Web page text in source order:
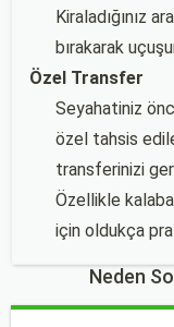
Kiraladığınız
bırakarak
Özel Transfer
Seyahatiniz
özel tahsis
transferinizi
Özellikle
için oldukça
Neden